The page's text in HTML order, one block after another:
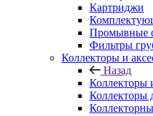
Картриджи
Промывные
Фильтры
Коллекторы и
Назад
Коллекторы
Коллекторы